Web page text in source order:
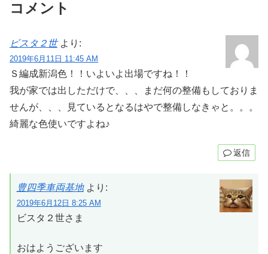
コメント
ビスタ２世 より:
2019年6月11日 11:45 AM
Ｓ編成新潟色！！いよいよ出場ですね！！
我が家では出しただけで、、、まだ何の整備もしておりま
せんが、、、見ているとなるはやで整備しなきゃと。。。
綺麗な色使いですよね♪
返信
豊四季車両基地 より:
2019年6月12日 8:25 AM
ビスタ２世さま
おはようございます